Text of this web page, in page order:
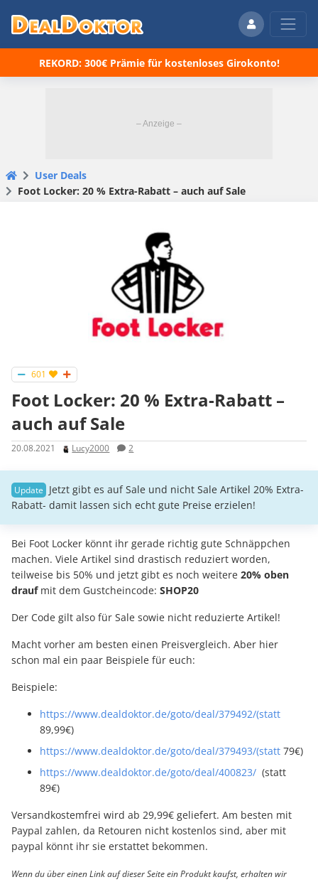
REKORD: 300€ Prämie für kostenloses Girokonto!
User Deals
Foot Locker: 20 % Extra-Rabatt – auch auf Sale
601
Foot Locker: 20 % Extra-Rabatt –
auch auf Sale
20.08.2021 Lucy2000 2
Jetzt gibt es auf Sale und nicht Sale Artikel 20% Extra-
Rabatt- damit lassen sich echt gute Preise erzielen!
Bei Foot Locker könnt ihr gerade richtig gute Schnäppchen
machen. Viele Artikel sind drastisch reduziert worden,
teilweise bis 50% und jetzt gibt es noch weitere 20% oben
draufmit dem Gustcheincode: SHOP20
Der Code gilt also für Sale sowie nicht reduzierte Artikel!
Macht vorher am besten einen Preisvergleich. Aber hier
schon mal ein paar Beispiele für euch:
Beispiele:
https://www.dealdoktor.de/goto/deal/379492/(statt
89,99€)
https://www.dealdoktor.de/goto/deal/379493/(statt 79€)
https://www.dealdoktor.de/goto/deal/400823/ (statt
89€)
Versandkostemfrei wird ab 29,99€ geliefert. Am besten mit
Paypal zahlen, da Retouren nicht kostenlos sind, aber mit
paypal könnt ihr sie erstattet bekommen.
Wenn du über einen Link auf dieser Seite ein Produkt kaufst, erhalten wir